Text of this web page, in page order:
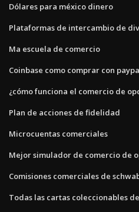
Dólares para méxico dinero
Plataformas de intercambio de
Ma escuela de comercio
Coinbase como comprar con
¿cómo funciona el comercio de
Plan de acciones de fidelidad
Microcuentas comerciales
Mejor simulador de comercio de
Comisiones comerciales de
Todas las cartas coleccionables